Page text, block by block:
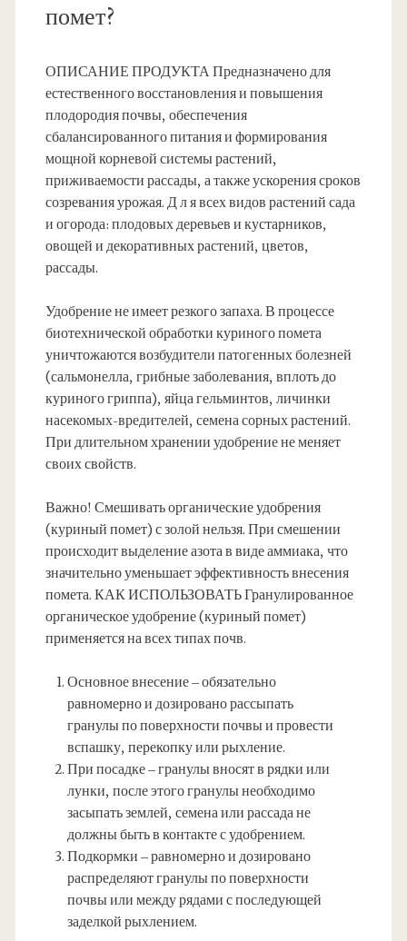
помет?
ОПИСАНИЕ ПРОДУКТА Предназначено для
естественного восстановления и повышения
плодородия почвы, обеспечения
сбалансированного питания и формирования
мощной корневой системы растений,
приживаемости рассады, а также ускорения сроков
созревания урожая. Д л я всех видов растений сада
и огорода: плодовых деревьев и кустарников,
овощей и декоративных растений, цветов,
рассады.
Удобрение не имеет резкого запаха. В процессе
биотехнической обработки куриного помета
уничтожаются возбудители патогенных болезней
(сальмонелла, грибные заболевания, вплоть до
куриного гриппа), яйца гельминтов, личинки
насекомых-вредителей, семена сорных растений.
При длительном хранении удобрение не меняет
своих свойств.
Важно! Смешивать органические удобрения
(куриный помет) с золой нельзя. При смешении
происходит выделение азота в виде аммиака, что
значительно уменьшает эффективность внесения
помета. КАК ИСПОЛЬЗОВАТЬ Гранулированное
органическое удобрение (куриный помет)
применяется на всех типах почв.
Основное внесение – обязательно
равномерно и дозировано рассыпать
гранулы по поверхности почвы и провести
вспашку, перекопку или рыхление.
При посадке – гранулы вносят в рядки или
лунки, после этого гранулы необходимо
засыпать землей, семена или рассада не
должны быть в контакте с удобрением.
Подкормки – равномерно и дозировано
распределяют гранулы по поверхности
почвы или между рядами с последующей
заделкой рыхлением.